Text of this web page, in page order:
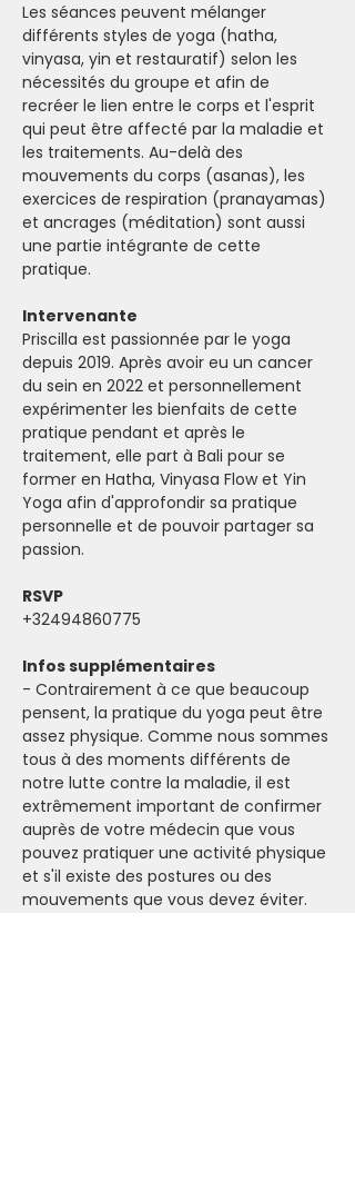
Les séances peuvent mélanger
différents styles de yoga (hatha,
vinyasa, yin et restauratif) selon les
nécessités du groupe et afin de
recréer le lien entre le corps et l'esprit
qui peut être affecté par la maladie et
les traitements. Au-delà des
mouvements du corps (asanas), les
exercices de respiration (pranayamas)
et ancrages (méditation) sont aussi
une partie intégrante de cette
pratique.
Intervenante
Priscilla est passionnée par le yoga
depuis 2019. Après avoir eu un cancer
du sein en 2022 et personnellement
expérimenter les bienfaits de cette
pratique pendant et après le
traitement, elle part à Bali pour se
former en Hatha, Vinyasa Flow et Yin
Yoga afin d'approfondir sa pratique
personnelle et de pouvoir partager sa
passion.
RSVP
+32494860775
Infos supplémentaires
- Contrairement à ce que beaucoup
pensent, la pratique du yoga peut être
assez physique. Comme nous sommes
tous à des moments différents de
notre lutte contre la maladie, il est
extrêmement important de confirmer
auprès de votre médecin que vous
pouvez pratiquer une activité physique
et s'il existe des postures ou des
mouvements que vous devez éviter.